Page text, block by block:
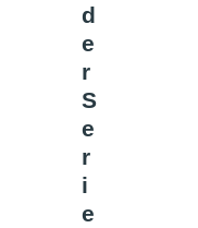
d
e
r
S
e
r
i
e